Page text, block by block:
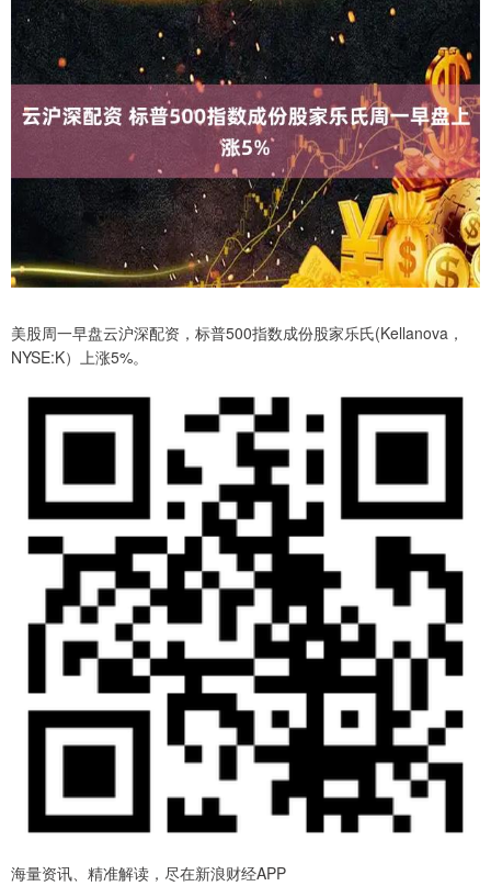
美股周一早盘云沪深配资，标普500指数成份股家乐氏(Kellanova，
NYSE:K）上涨5%。
海量资讯、精准解读，尽在新浪财经APP